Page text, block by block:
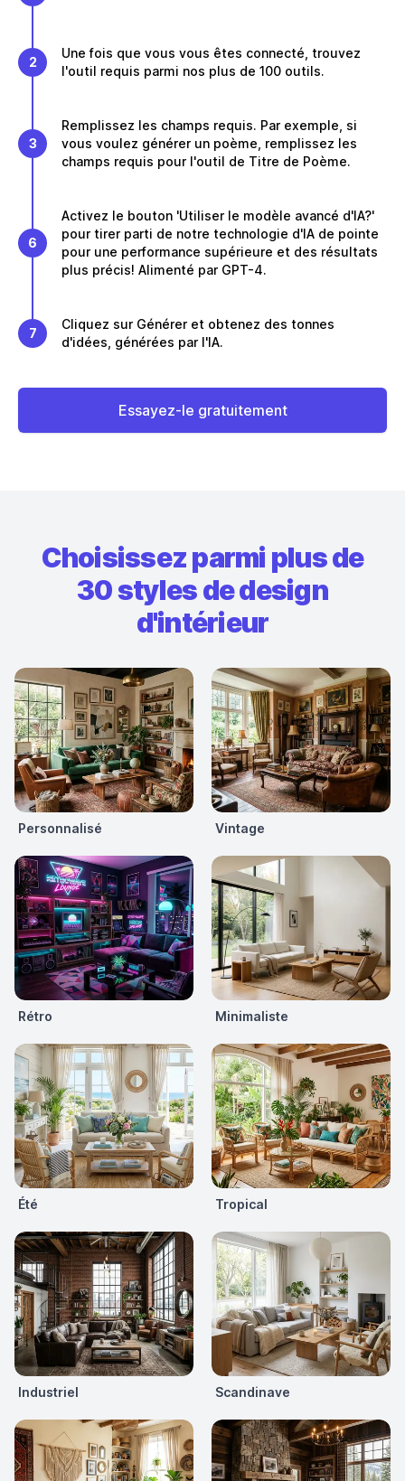
2
Une fois que vous vous êtes connecté, trouvez
l'outil requis parmi nos plus de 100 outils.
3
Remplissez les champs requis. Par exemple, si
vous voulez générer un poème, remplissez les
champs requis pour l'outil de Titre de Poème.
6
Activez le bouton 'Utiliser le modèle avancé d'IA?'
pour tirer parti de notre technologie d'IA de pointe
pour une performance supérieure et des résultats
plus précis! Alimenté par GPT-4.
7
Cliquez sur Générer et obtenez des tonnes
d'idées, générées par l'IA.
Essayez-le gratuitement
Choisissez parmi plus de
30 styles de design
d'intérieur
Personnalisé Vintage
Rétro Minimaliste
Été Tropical
Industriel Scandinave